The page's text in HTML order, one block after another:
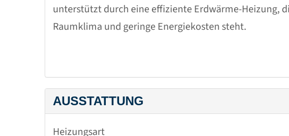
unterstützt durch eine effiziente Erdwärme-Heizung,
Raumklima und geringe Energiekosten steht.
Auf ca. 145 m² Wohnfläche, verteilt auf zwei Etagen,
lichtdurchflutete Raumaufteilung. Der raffinierte
Nutzungsmöglichkeiten für Familien, Paare mit
Homeoffice. Insgesamt stehen Ihnen 6 Zimmer zur
geschnittene Schlafzimmer. Zwei Badezimmer, davon
AUSSTATTUNG
Heizungsart